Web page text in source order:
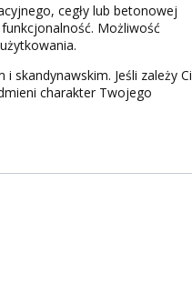
cegły lub betonowej
Możliwość
skandynawskim. Jeśli zależy Ci
charakter Twojego